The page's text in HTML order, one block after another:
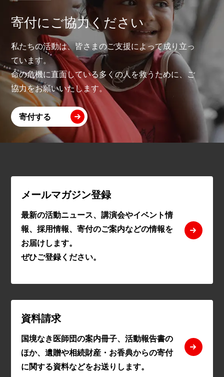
寄付にご協力ください
私たちの活動は、皆さまのご支援によって成り立っ
ています。
命の危機に直面している多くの人を救うために、ご
協力をお願いいたします。
寄付する
メールマガジン登録
最新の活動ニュース、講演会やイベント情
報、採用情報、寄付のご案内などの情報を
お届けします。
ぜひご登録ください。
資料請求
国境なき医師団の案内冊子、活動報告書の
ほか、遺贈や相続財産・お香典からの寄付
に関する資料などをお送りします。